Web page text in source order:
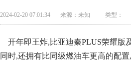
2024-02-20 07:01:34 来源： 未知 类型：
开年即王炸,比亚迪秦PLUS荣耀版
同时,还拥有比同级燃油车更高的配